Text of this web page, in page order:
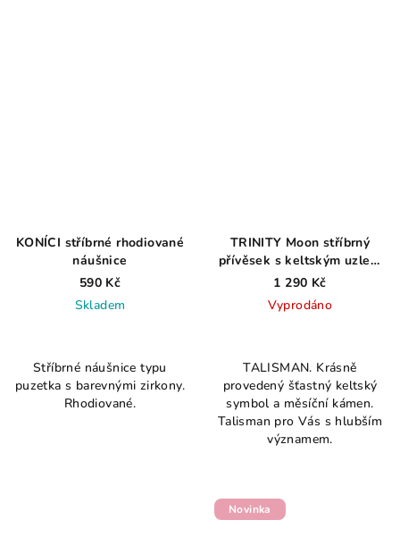
KONÍCI stříbrné rhodiované
náušnice
590 Kč
Skladem
Stříbrné náušnice typu
puzetka s barevnými zirkony.
Rhodiované.
TRINITY Moon stříbrný
přívěsek s keltským uzlem
a měsíčním kamenem, 3gr
1 290 Kč
Vyprodáno
TALISMAN. Krásně
provedený šťastný keltský
symbol a měsíční kámen.
Talisman pro Vás s hlubším
významem.
Novinka